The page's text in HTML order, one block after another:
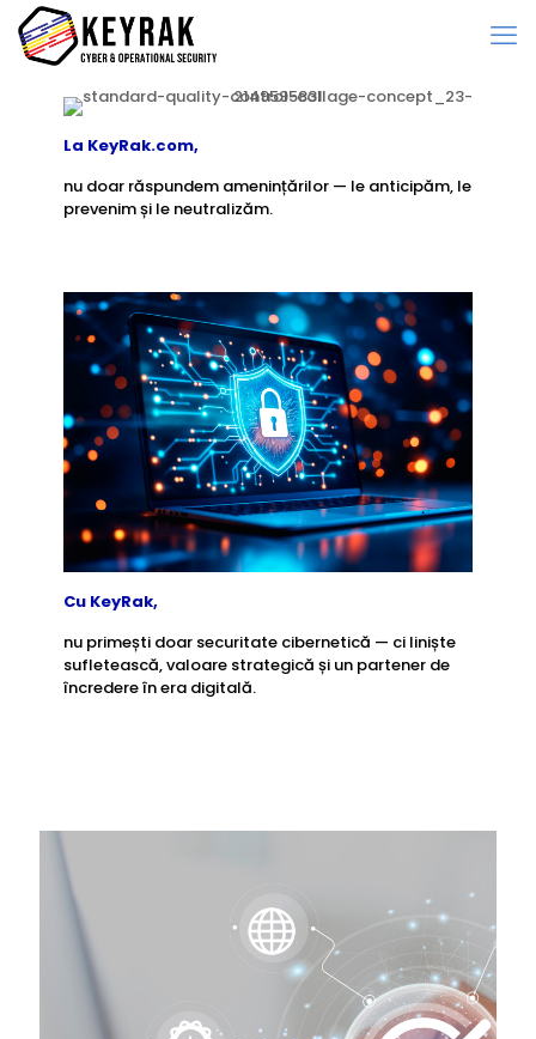
La KeyRak.com,
nu doar răspundem amenințărilor — le anticipăm, le
prevenim și le neutralizăm.
Cu KeyRak,
nu primești doar securitate cibernetică — ci liniște
sufletească, valoare strategică și un partener de
încredere în era digitală.